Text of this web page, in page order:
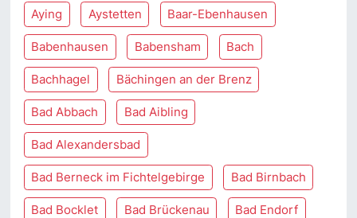
Aying Aystetten Baar-Ebenhausen
Babenhausen Babensham Bach
Bachhagel Bächingen an der Brenz
Bad Abbach Bad Aibling
Bad Alexandersbad
Bad Berneck im Fichtelgebirge Bad Birnbach
Bad Bocklet Bad Brückenau Bad Endorf